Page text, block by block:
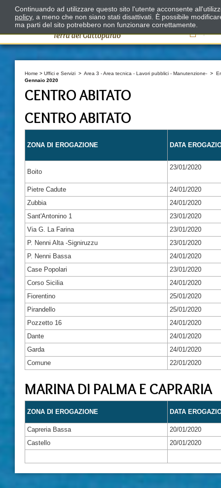
Il
Home > Uffici e Servizi > Area 3 - Area tecnica - Lavori pubblici - Manutenzione- >
Gennaio 2020
CENTRO ABITATO
CENTRO ABITATO
ZONA DI EROGAZIONE DATA
Boito
23/01/2020
Pietre Cadute
24/01/2020
Zubbia
24/01/2020
Sant'Antonino 1
23/01/2020
Via G. La Farina
23/01/2020
P. Nenni Alta -Signiruzzu
23/01/2020
P. Nenni Bassa
24/01/2020
Case Popolari
23/01/2020
Corso Sicilia
24/01/2020
Fiorentino
25/01/2020
Pirandello
25/01/2020
Pozzetto 16
24/01/2020
Dante
24/01/2020
Garda
24/01/2020
Comune
22/01/2020
MARINA DI PALMA E CAPRARIA
ZONA DI EROGAZIONE DATA
Capreria Bassa
20/01/2020
Castello
20/01/2020
Continuando ad utilizzare questo sito l'utente acconsente
policy, a meno che non siano stati disattivati. È possibile
ma parti del sito potrebbero non funzionare correttamente.